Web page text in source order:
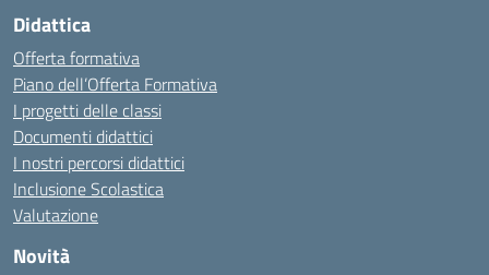
Didattica
Offerta formativa
Piano dell’Offerta Formativa
I progetti delle classi
Documenti didattici
I nostri percorsi didattici
Inclusione Scolastica
Valutazione
Novità